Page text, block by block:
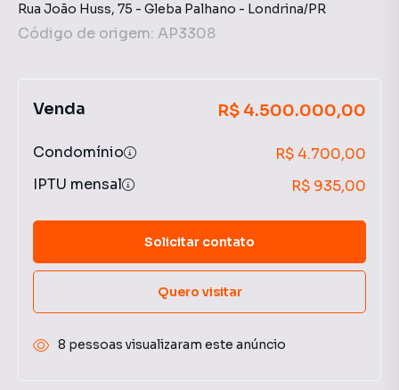
Rua João Huss, 75 - Gleba Palhano - Londrina/PR
Código de origem: AP3308
Venda R$ 4.500.000,00
Condomínio
R$ 4.700,00
IPTU mensal
R$ 935,00
Solicitar contato
Quero visitar
8 pessoas visualizaram este anúncio